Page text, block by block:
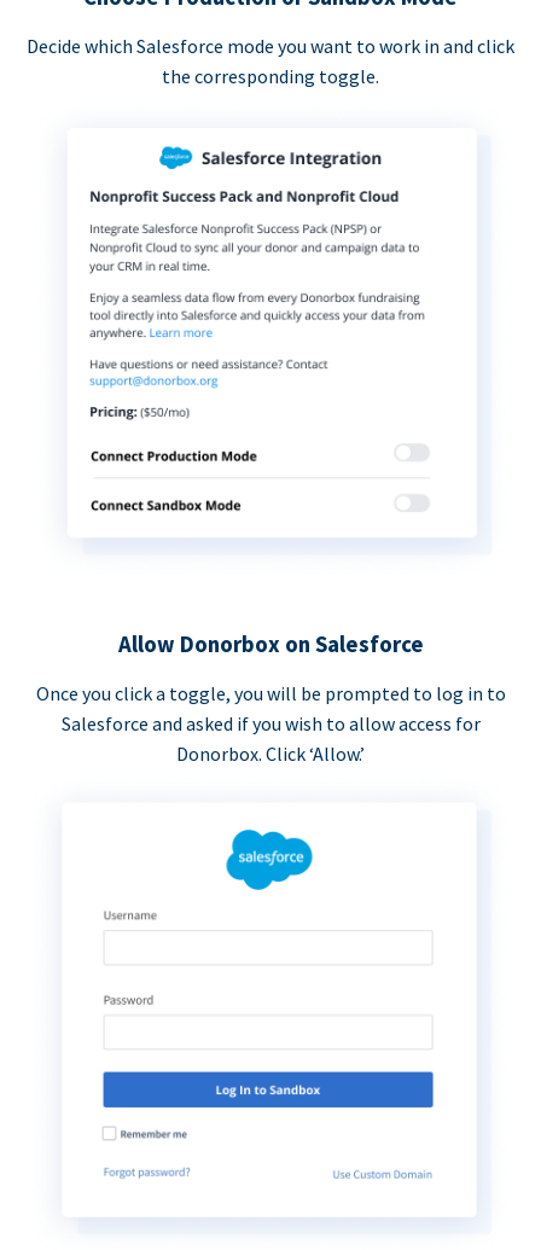
Decide which Salesforce mode you want to work in and click
the corresponding toggle.
Allow Donorbox on Salesforce
Once you click a toggle, you will be prompted to log in to
Salesforce and asked if you wish to allow access for
Donorbox. Click ‘Allow.’